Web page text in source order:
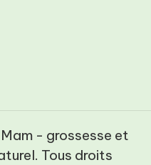
- grossesse et
Tous droits